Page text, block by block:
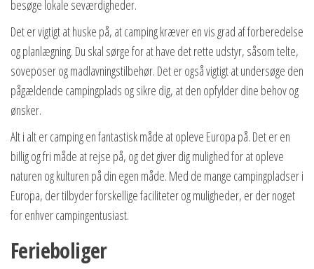
besøge lokale seværdigheder.
Det er vigtigt at huske på, at camping kræver en vis grad af forberedelse
og planlægning. Du skal sørge for at have det rette udstyr, såsom telte,
soveposer og madlavningstilbehør. Det er også vigtigt at undersøge den
pågældende campingplads og sikre dig, at den opfylder dine behov og
ønsker.
Alt i alt er camping en fantastisk måde at opleve Europa på. Det er en
billig og fri måde at rejse på, og det giver dig mulighed for at opleve
naturen og kulturen på din egen måde. Med de mange campingpladser i
Europa, der tilbyder forskellige faciliteter og muligheder, er der noget
for enhver campingentusiast.
Ferieboliger